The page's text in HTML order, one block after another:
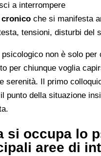
a interrompere
che si manifesta
tensioni, disturbi del
non è solo per
per chiunque voglia
serenità. Il primo
punto della situazione
si occupa lo
aree di